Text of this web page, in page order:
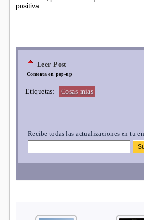
positiva.
Leer Post
Comenta en pop-up
Etiquetas: Cosas mías
Recibe todas las actualizaciones en tu